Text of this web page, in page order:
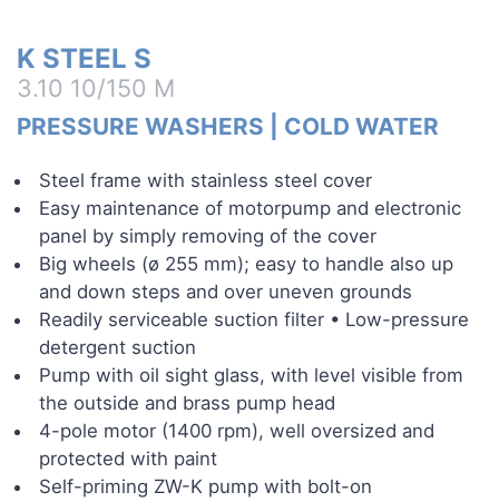
K STEEL S
3.10 10/150 M
PRESSURE WASHERS COLD WATER
Steel frame with stainless steel cover
Easy maintenance of motorpump and electronic
panel by simply removing of the cover
Big wheels (ø 255 mm); easy to handle also up
and down steps and over uneven grounds
Readily serviceable suction filter • Low-pressure
detergent suction
Pump with oil sight glass, with level visible from
the outside and brass pump head
4-pole motor (1400 rpm), well oversized and
protected with paint
Self-priming ZW-K pump with bolt-on